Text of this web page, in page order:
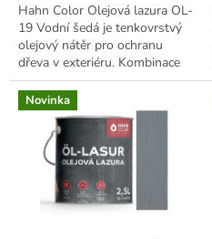
Hahn Color Olejová lazura OL-
19 Vodní šedá je tenkovrstvý
olejový nátěr pro ochranu
dřeva v exteriéru. Kombinace
alkydových pryskyřic a lněného
oleje proniká do struktury
dřeva,...
Novinka